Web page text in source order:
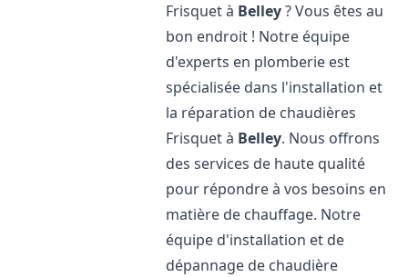
Frisquet à Belley? Vous êtes au
bon endroit ! Notre équipe
d'experts en plomberie est
spécialisée dans l'installation et
la réparation de chaudières
Frisquet à Belley. Nous offrons
des services de haute qualité
pour répondre à vos besoins en
matière de chauffage. Notre
équipe d'installation et de
dépannage de chaudière